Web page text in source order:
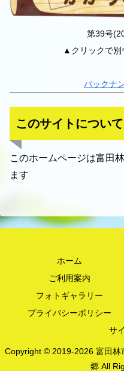
第39号
▲クリックで別
バックナ
このサイトについて
このホームページは富田
ます
ホーム
ご利用案内
フォトギャラリー
プライバシーポリシー
サ
Copyright © 2019-2026 富田
郷 All